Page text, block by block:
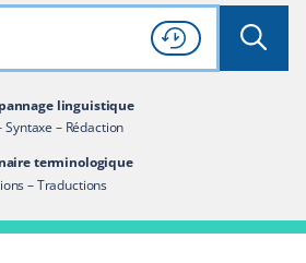
Rechercher dans tout le site
Lancer
Consulter l'
Historique
de recherche
linguistique
– Rédaction
terminologique
– Traductions
terminologique